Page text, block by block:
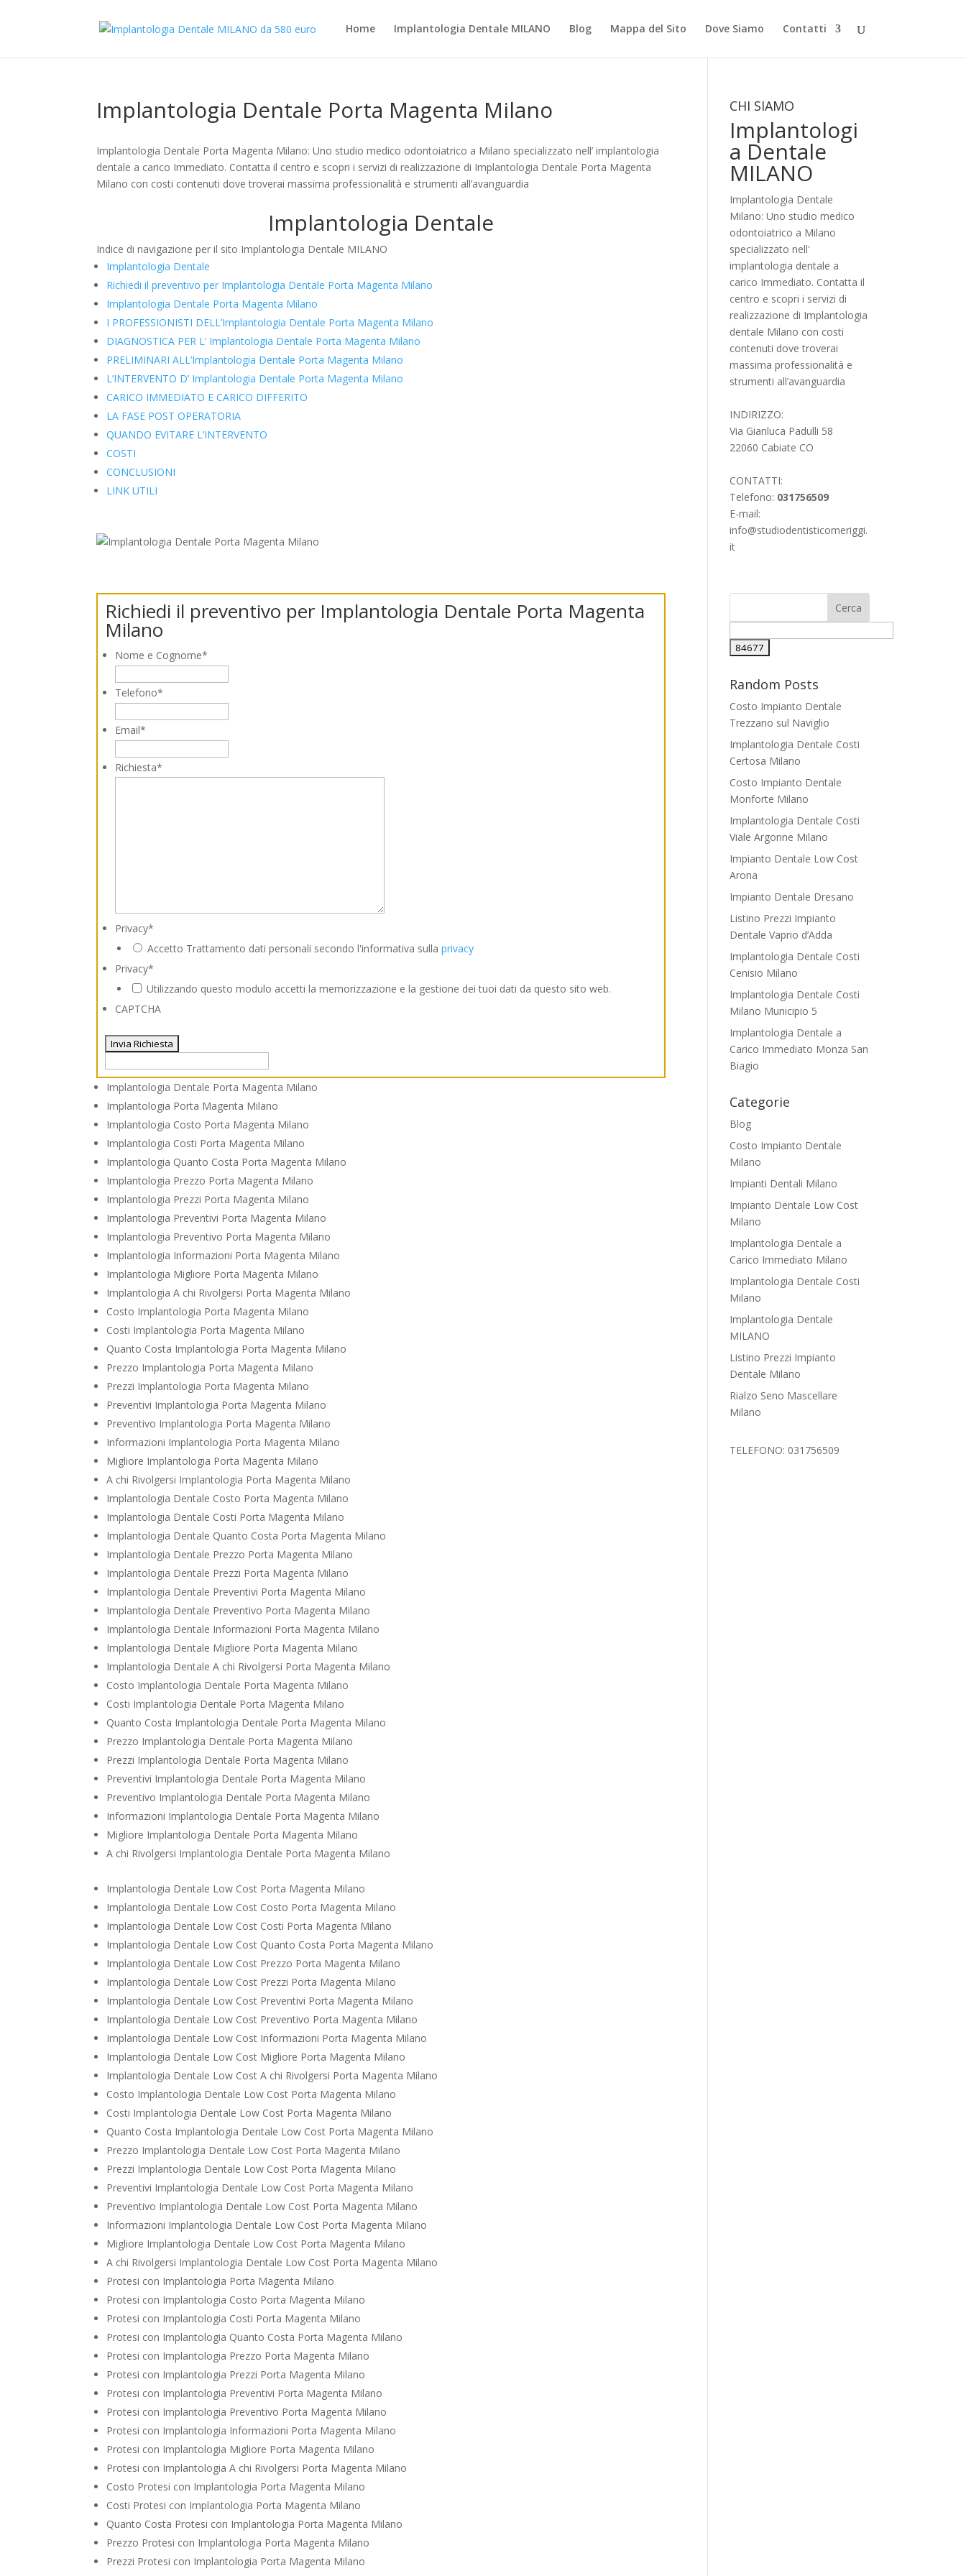
Home Implantologia Dentale MILANO Blog Mappa del Sito Dove Siamo Contatti
Implantologia Dentale Porta Magenta Milano
Implantologia Dentale Porta Magenta Milano: Uno studio medico odontoiatrico a Milano specializzato nell’ implantologia
dentale a carico Immediato. Contatta il centro e scopri i servizi di realizzazione di Implantologia Dentale Porta Magenta
Milano con costi contenuti dove troverai massima professionalità e strumenti all’avanguardia
Implantologia Dentale
Indice di navigazione per il sito Implantologia Dentale MILANO
Implantologia Dentale
Richiedi il preventivo per Implantologia Dentale Porta Magenta Milano
Implantologia Dentale Porta Magenta Milano
I PROFESSIONISTI DELL’Implantologia Dentale Porta Magenta Milano
DIAGNOSTICA PER L’ Implantologia Dentale Porta Magenta Milano
PRELIMINARI ALL’Implantologia Dentale Porta Magenta Milano
L’INTERVENTO D’ Implantologia Dentale Porta Magenta Milano
CARICO IMMEDIATO E CARICO DIFFERITO
LA FASE POST OPERATORIA
QUANDO EVITARE L’INTERVENTO
COSTI
CONCLUSIONI
LINK UTILI
Richiedi il preventivo per Implantologia Dentale Porta Magenta
Milano
Nome e Cognome*
Telefono*
Email*
Richiesta*
Privacy*
Accetto Trattamento dati personali secondo l'informativa sullaprivacy
Privacy*
Utilizzando questo modulo accetti la memorizzazione e la gestione dei tuoi dati da questo sito web.
CAPTCHA
Implantologia Dentale Porta Magenta Milano
Implantologia Porta Magenta Milano
Implantologia Costo Porta Magenta Milano
Implantologia Costi Porta Magenta Milano
Implantologia Quanto Costa Porta Magenta Milano
Implantologia Prezzo Porta Magenta Milano
Implantologia Prezzi Porta Magenta Milano
Implantologia Preventivi Porta Magenta Milano
Implantologia Preventivo Porta Magenta Milano
Implantologia Informazioni Porta Magenta Milano
Implantologia Migliore Porta Magenta Milano
Implantologia A chi Rivolgersi Porta Magenta Milano
Costo Implantologia Porta Magenta Milano
Costi Implantologia Porta Magenta Milano
Quanto Costa Implantologia Porta Magenta Milano
Prezzo Implantologia Porta Magenta Milano
Prezzi Implantologia Porta Magenta Milano
Preventivi Implantologia Porta Magenta Milano
Preventivo Implantologia Porta Magenta Milano
Informazioni Implantologia Porta Magenta Milano
Migliore Implantologia Porta Magenta Milano
A chi Rivolgersi Implantologia Porta Magenta Milano
Implantologia Dentale Costo Porta Magenta Milano
Implantologia Dentale Costi Porta Magenta Milano
Implantologia Dentale Quanto Costa Porta Magenta Milano
Implantologia Dentale Prezzo Porta Magenta Milano
Implantologia Dentale Prezzi Porta Magenta Milano
Implantologia Dentale Preventivi Porta Magenta Milano
Implantologia Dentale Preventivo Porta Magenta Milano
Implantologia Dentale Informazioni Porta Magenta Milano
Implantologia Dentale Migliore Porta Magenta Milano
Implantologia Dentale A chi Rivolgersi Porta Magenta Milano
Costo Implantologia Dentale Porta Magenta Milano
Costi Implantologia Dentale Porta Magenta Milano
Quanto Costa Implantologia Dentale Porta Magenta Milano
Prezzo Implantologia Dentale Porta Magenta Milano
Prezzi Implantologia Dentale Porta Magenta Milano
Preventivi Implantologia Dentale Porta Magenta Milano
Preventivo Implantologia Dentale Porta Magenta Milano
Informazioni Implantologia Dentale Porta Magenta Milano
Migliore Implantologia Dentale Porta Magenta Milano
A chi Rivolgersi Implantologia Dentale Porta Magenta Milano
Implantologia Dentale Low Cost Porta Magenta Milano
Implantologia Dentale Low Cost Costo Porta Magenta Milano
Implantologia Dentale Low Cost Costi Porta Magenta Milano
Implantologia Dentale Low Cost Quanto Costa Porta Magenta Milano
Implantologia Dentale Low Cost Prezzo Porta Magenta Milano
Implantologia Dentale Low Cost Prezzi Porta Magenta Milano
Implantologia Dentale Low Cost Preventivi Porta Magenta Milano
Implantologia Dentale Low Cost Preventivo Porta Magenta Milano
Implantologia Dentale Low Cost Informazioni Porta Magenta Milano
Implantologia Dentale Low Cost Migliore Porta Magenta Milano
Implantologia Dentale Low Cost A chi Rivolgersi Porta Magenta Milano
Costo Implantologia Dentale Low Cost Porta Magenta Milano
Costi Implantologia Dentale Low Cost Porta Magenta Milano
Quanto Costa Implantologia Dentale Low Cost Porta Magenta Milano
Prezzo Implantologia Dentale Low Cost Porta Magenta Milano
Prezzi Implantologia Dentale Low Cost Porta Magenta Milano
Preventivi Implantologia Dentale Low Cost Porta Magenta Milano
Preventivo Implantologia Dentale Low Cost Porta Magenta Milano
Informazioni Implantologia Dentale Low Cost Porta Magenta Milano
Migliore Implantologia Dentale Low Cost Porta Magenta Milano
A chi Rivolgersi Implantologia Dentale Low Cost Porta Magenta Milano
Protesi con Implantologia Porta Magenta Milano
Protesi con Implantologia Costo Porta Magenta Milano
Protesi con Implantologia Costi Porta Magenta Milano
Protesi con Implantologia Quanto Costa Porta Magenta Milano
Protesi con Implantologia Prezzo Porta Magenta Milano
Protesi con Implantologia Prezzi Porta Magenta Milano
Protesi con Implantologia Preventivi Porta Magenta Milano
Protesi con Implantologia Preventivo Porta Magenta Milano
Protesi con Implantologia Informazioni Porta Magenta Milano
Protesi con Implantologia Migliore Porta Magenta Milano
Protesi con Implantologia A chi Rivolgersi Porta Magenta Milano
Costo Protesi con Implantologia Porta Magenta Milano
Costi Protesi con Implantologia Porta Magenta Milano
Quanto Costa Protesi con Implantologia Porta Magenta Milano
Prezzo Protesi con Implantologia Porta Magenta Milano
Prezzi Protesi con Implantologia Porta Magenta Milano
CHI SIAMO
Implantologi
a Dentale
MILANO
Implantologia Dentale
Milano: Uno studio medico
odontoiatrico a Milano
specializzato nell'
implantologia dentale a
carico Immediato. Contatta il
centro e scopri i servizi di
realizzazione di Implantologia
dentale Milano con costi
contenuti dove troverai
massima professionalità e
strumenti all’avanguardia
INDIRIZZO:
Via Gianluca Padulli 58
22060 Cabiate CO
CONTATTI:
Telefono: 031756509
E-mail:
info@studiodentisticomeriggi.
it
Random Posts
Costo Impianto Dentale
Trezzano sul Naviglio
Implantologia Dentale Costi
Certosa Milano
Costo Impianto Dentale
Monforte Milano
Implantologia Dentale Costi
Viale Argonne Milano
Impianto Dentale Low Cost
Arona
Impianto Dentale Dresano
Listino Prezzi Impianto
Dentale Vaprio d’Adda
Implantologia Dentale Costi
Cenisio Milano
Implantologia Dentale Costi
Milano Municipio 5
Implantologia Dentale a
Carico Immediato Monza San
Biagio
Categorie
Blog
Costo Impianto Dentale
Milano
Impianti Dentali Milano
Impianto Dentale Low Cost
Milano
Implantologia Dentale a
Carico Immediato Milano
Implantologia Dentale Costi
Milano
Implantologia Dentale
MILANO
Listino Prezzi Impianto
Dentale Milano
Rialzo Seno Mascellare
Milano
TELEFONO: 031756509